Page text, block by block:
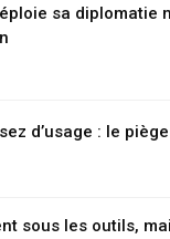
sa
d’usage : le
sous les outils,